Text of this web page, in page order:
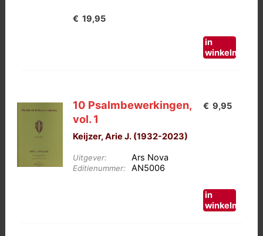
€ 19,95
in
winkelmand
10 Psalmbewerkingen,
vol. 1
Keijzer, Arie J. (1932-2023)
Uitgever: Ars Nova
Editienummer: AN5006
€ 9,95
in
winkelmand